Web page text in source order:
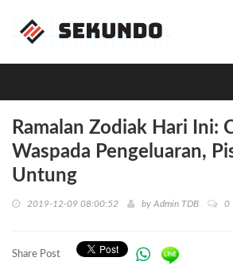
Ramalan Zodiak Hari Ini:
Waspada Pengeluaran,
Untung
2019-12-09 08:00:52 by Admin TDB 0
Share Post